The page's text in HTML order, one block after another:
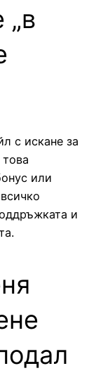
„в
с искане за
или
и